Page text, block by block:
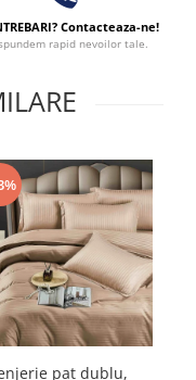
Contacteaza-ne!
rapid nevoilor tale.
pat dublu,